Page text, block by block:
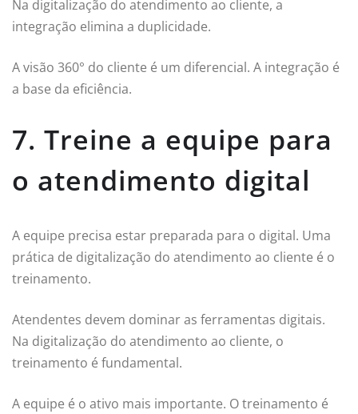
Na digitalização do atendimento ao cliente, a
integração elimina a duplicidade.
A visão 360° do cliente é um diferencial. A integração é
a base da eficiência.
7. Treine a equipe para
o atendimento digital
A equipe precisa estar preparada para o digital. Uma
prática de digitalização do atendimento ao cliente é o
treinamento.
Atendentes devem dominar as ferramentas digitais.
Na digitalização do atendimento ao cliente, o
treinamento é fundamental.
A equipe é o ativo mais importante. O treinamento é